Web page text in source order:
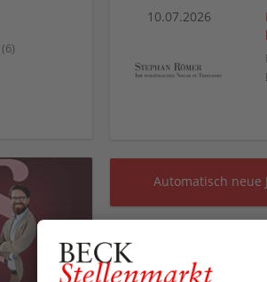
10.07.2026
Automatisch neue
(6)